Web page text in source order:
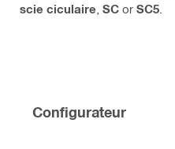
scie ciculaire SC or SC5
Configurateur